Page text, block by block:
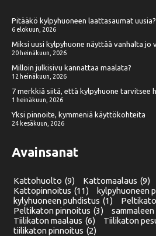
Pitääkö kylpyhuoneen laattasaumat uusia?
6 elokuun, 2026
Miksi uusi kylpyhuone näyttää vanhalta jo
20 heinäkuun, 2026
Milloin julkisivu kannattaa maalata?
12 heinäkuun, 2026
7 merkkiä siitä, että kylpyhuone tarvitsee
1 heinäkuun, 2026
Yksi pinnoite, kymmeniä käyttökohteita
24 kesäkuun, 2026
Avainsanat
Kattohuolto (9) Kattomaalaus (9)
Kattopinnoitus (11) kylpyhuoneen
kylyhuoneen puhdistus (1)
Peltikaton pinnoitus (3)
Tiilikaton maalaus (6) Tiilikaton
tiilikaton pinnoitus (2)